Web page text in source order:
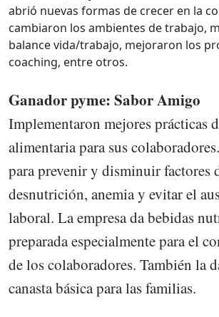
abrió nuevas formas de crecer en la
cambiaron los ambientes de trabajo,
balance vida/trabajo, mejoraron los
coaching, entre otros.
Ganador pyme: Sabor Amigo
Implementaron mejores prácticas
alimentaria para sus
para prevenir y disminuir factores
desnutrición, anemia y evitar el
laboral. La empresa da bebidas
preparada especialmente para el
de los colaboradores. También la
canasta básica para las familias.